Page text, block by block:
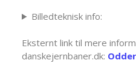
Billedteknisk info:
Eksternt link til mere
danskejernbaner.dk: Odder